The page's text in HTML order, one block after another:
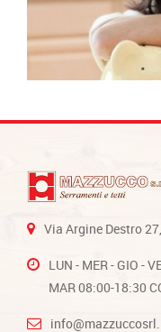
Via Argine Destro
LUN - MER - GIO -
MAR 08:00-18:30